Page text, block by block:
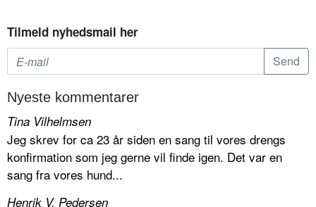
Tilmeld nyhedsmail her
Nyeste kommentarer
Tina Vilhelmsen
Jeg skrev for ca 23 år siden en sang til vores drengs
konfirmation som jeg gerne vil finde igen. Det var en
sang fra vores hund...
Henrik V. Pedersen